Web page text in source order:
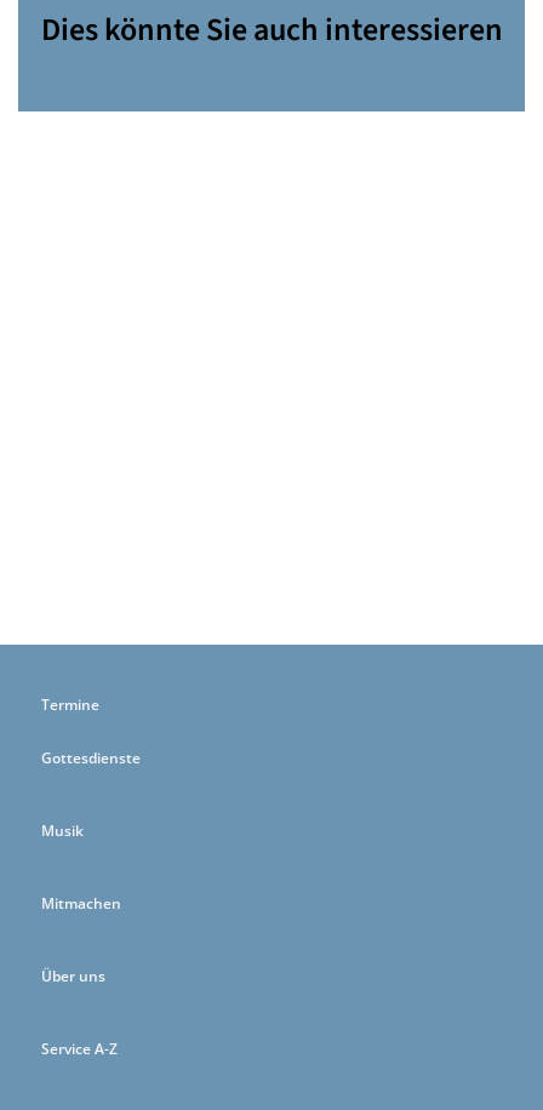
Dies könnte Sie auch interessieren
Termine
Gottesdienste
Musik
Mitmachen
Über uns
Service A-Z